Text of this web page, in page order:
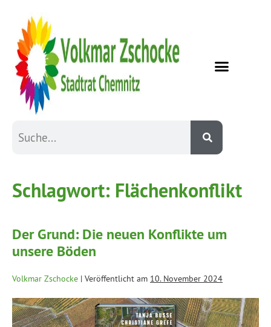
Schlagwort: Flächenkonflikt
Der Grund: Die neuen Konflikte um
unsere Böden
Volkmar Zschocke | Veröffentlicht am 10. November 2024